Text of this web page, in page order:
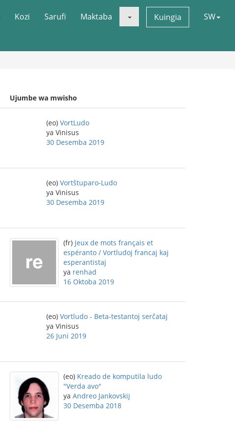
Kozi Sarufi Maktaba Kuingia SW
Ujumbe wa mwisho
(eo) VortLudo
ya Vinisus
30 Desemba 2019
(eo) Vortŝtuparo-Ludo
ya Vinisus
30 Desemba 2019
(fr) Jeux de mots français et
espéranto / Vortludoj francaj kaj
esperantistaj
ya renhad
16 Oktoba 2019
(eo) Vortludo - Beta-testantoj serĉataj
ya Vinisus
26 Juni 2019
(eo) Kreado de komputila ludo
"Verda avo"
ya Andreo Jankovskij
30 Desemba 2018